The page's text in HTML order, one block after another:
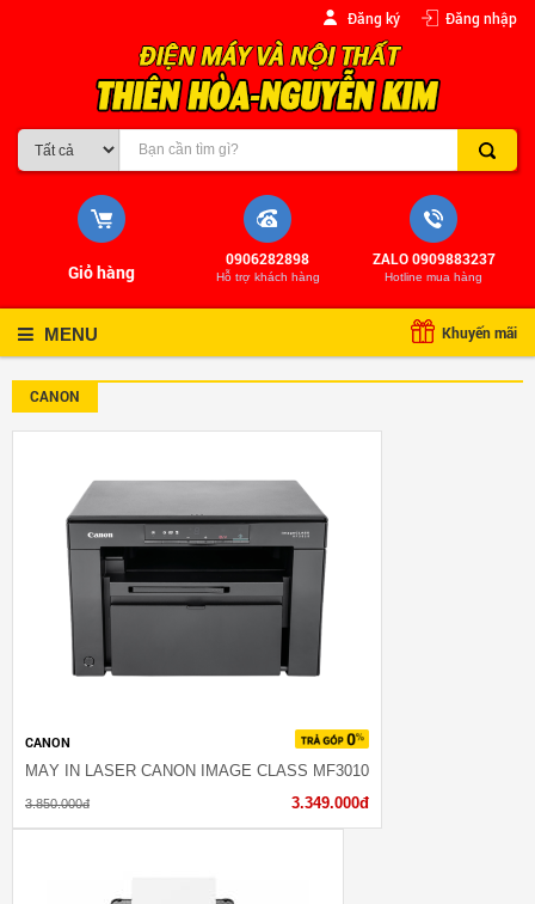
Đăng ký Đăng nhập
ZALO 0909883237
Hotline mua hàng
0906282898
Hỗ trợ khách hàng
Giỏ hàng
Khuyến mãi
MENU
CANON
CANON
MÁY IN LASER CANON IMAGE CLASS MF3010
3.850.000đ 3.349.000đ